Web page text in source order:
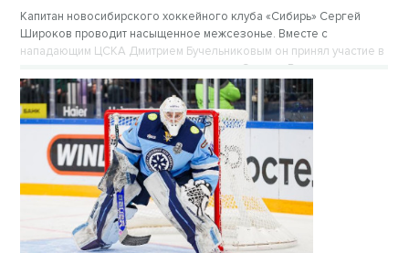
Капитан новосибирского хоккейного клуба «Сибирь» Сергей
Широков проводит насыщенное межсезонье. Вместе с
нападающим ЦСКА Дмитрием Бучельниковым он принял участие в
новом выпуске юмористического шоу «Смена». В компании
популярных комиков Евгения Чебаткова и Алексея Стаховича
хоккеист примерил на себя роль актера, обсудил завершение
карьеры и поделился планами на лето.